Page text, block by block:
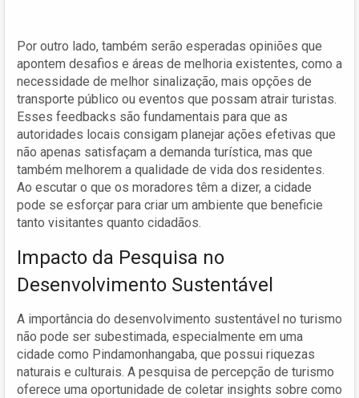
Por outro lado, também serão esperadas opiniões que
apontem desafios e áreas de melhoria existentes, como a
necessidade de melhor sinalização, mais opções de
transporte público ou eventos que possam atrair turistas.
Esses feedbacks são fundamentais para que as
autoridades locais consigam planejar ações efetivas que
não apenas satisfaçam a demanda turística, mas que
também melhorem a qualidade de vida dos residentes.
Ao escutar o que os moradores têm a dizer, a cidade
pode se esforçar para criar um ambiente que beneficie
tanto visitantes quanto cidadãos.
Impacto da Pesquisa no
Desenvolvimento Sustentável
A importância do desenvolvimento sustentável no turismo
não pode ser subestimada, especialmente em uma
cidade como Pindamonhangaba, que possui riquezas
naturais e culturais. A pesquisa de percepção de turismo
oferece uma oportunidade de coletar insights sobre como